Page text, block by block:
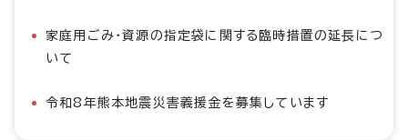
家庭用ごみ・資源の指定袋に関する臨時措置の延長につ
いて
令和8年熊本地震災害義援金を募集しています